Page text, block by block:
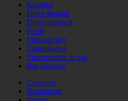
Karaoké
Diner dansant
Diner spectacle
Festif
Musique live
Catherinettes
Enterrements de vie
Bar Dansant
Couscous
Hamburger